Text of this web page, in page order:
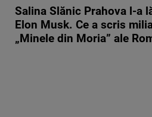
Salina Slănic Prahova l-a
Elon Musk. Ce a scris
„Minele din Moria” ale